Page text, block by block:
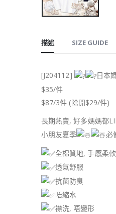
描述 SIZE GUIDE
[J204112] 日本
$35/件
$87/3件 (除開$29/件)
長期熱賣, 好多媽媽都
小朋友夏季
必
全棉質地, 手感柔軟
透氣舒服
抗菌防臭
唔縮水
襟洗, 唔變形